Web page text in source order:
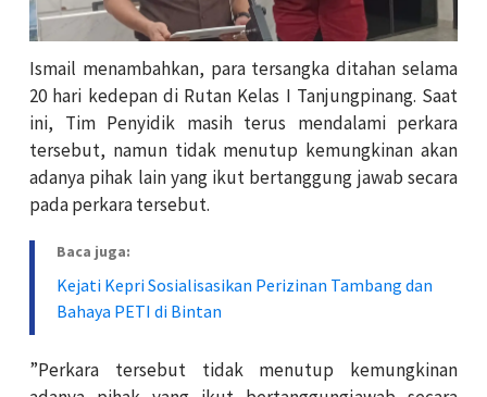
Ismail menambahkan, para tersangka ditahan selama
20 hari kedepan di Rutan Kelas I Tanjungpinang. Saat
ini, Tim Penyidik masih terus mendalami perkara
tersebut, namun tidak menutup kemungkinan akan
adanya pihak lain yang ikut bertanggung jawab secara
pada perkara tersebut.
Baca juga:
Kejati Kepri Sosialisasikan Perizinan Tambang dan
Bahaya PETI di Bintan
”Perkara tersebut tidak menutup kemungkinan